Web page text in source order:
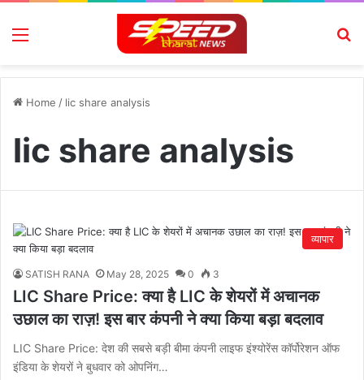
Menu
Home / lic share analysis
lic share analysis
व्यापार
SATISH RANA May 28, 2025 0 3
LIC Share Price: क्या है LIC के शेयरों में अचानक
उछाल का राज़! इस बार कंपनी ने क्या किया बड़ा बदलाव
LIC Share Price: देश की सबसे बड़ी बीमा कंपनी लाइफ इंश्योरेंस कॉर्पोरेशन ऑफ
इंडिया के शेयरों ने बुधवार को ओपनिंग…